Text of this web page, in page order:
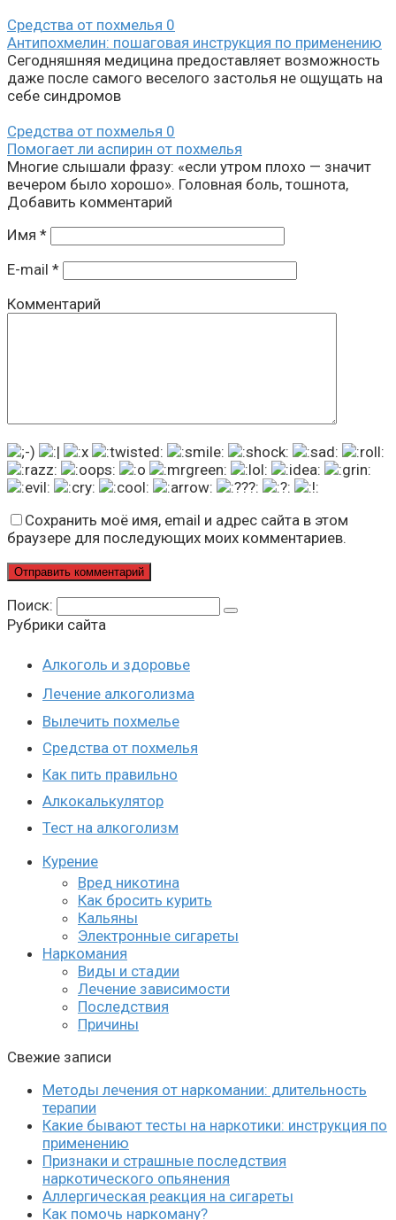
Средства от похмелья 0
Антипохмелин: пошаговая инструкция по применению
Сегодняшняя медицина предоставляет возможность
даже после самого веселого застолья не ощущать на
себе синдромов
Средства от похмелья 0
Помогает ли аспирин от похмелья
Многие слышали фразу: «если утром плохо — значит
вечером было хорошо». Головная боль, тошнота,
Добавить комментарий
Имя *
E-mail *
Комментарий
Сохранить моё имя, email и адрес сайта в этом
браузере для последующих моих комментариев.
Поиск:
Рубрики сайта
Алкоголь и здоровье
Лечение алкоголизма
Вылечить похмелье
Средства от похмелья
Как пить правильно
Алкокалькулятор
Тест на алкоголизм
Курение
Вред никотина
Как бросить курить
Кальяны
Электронные сигареты
Наркомания
Виды и стадии
Лечение зависимости
Последствия
Причины
Свежие записи
Методы лечения от наркомании: длительность
терапии
Какие бывают тесты на наркотики: инструкция по
применению
Признаки и страшные последствия
наркотического опьянения
Аллергическая реакция на сигареты
Как помочь наркоману?